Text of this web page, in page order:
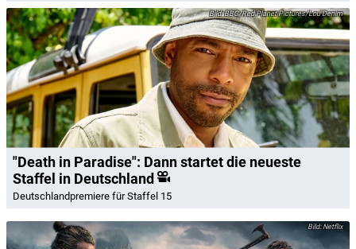
BBC/Red Planet Pictures/Lou Denim
"Death in Paradise": Dann startet die neueste
Staffel in Deutschland
Deutschlandpremiere für Staffel 15
Netflix